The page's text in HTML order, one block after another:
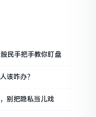
民手把手教你盯盘
该咋办？
别把隐私当儿戏